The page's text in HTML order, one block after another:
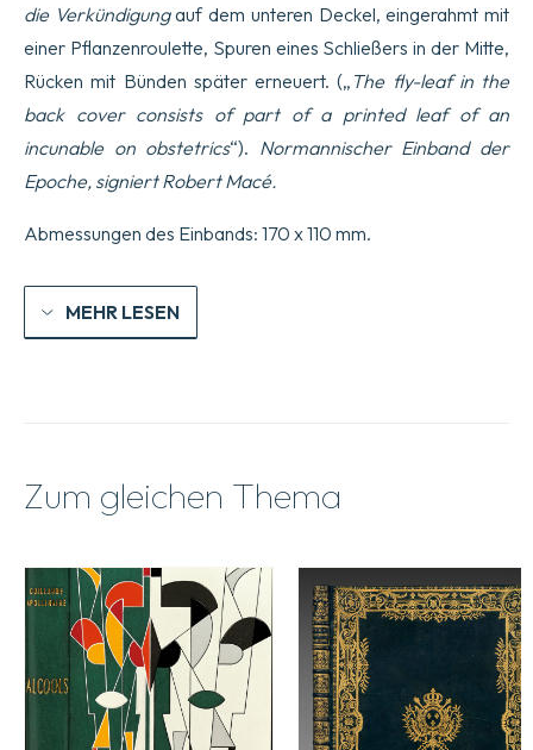
die Verkündigungauf dem unteren Deckel, eingerahmt mit
einer Pflanzenroulette, Spuren eines Schließers in der Mitte,
Rücken mit Bünden später erneuert. („ The fly-leaf in the
back cover consists of part of a printed leaf of an
incunable on obstetrics“). Normannischer Einband der
Epoche, signiert Robert Macé.
Abmessungen des Einbands: 170 x 110 mm.
MEHR LESEN
Zum gleichen Thema